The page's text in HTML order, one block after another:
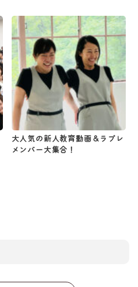
大人気の新人教育動画＆ラプレ
メンバー大集合！